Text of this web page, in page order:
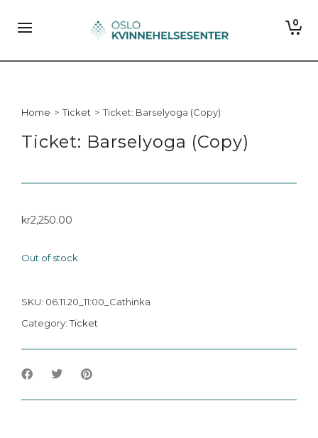
0
Home > Ticket > Ticket: Barselyoga (Copy)
Ticket: Barselyoga (Copy)
kr2,250.00
Out of stock
SKU: 06.11.20_11:00_Cathinka
Category:Ticket